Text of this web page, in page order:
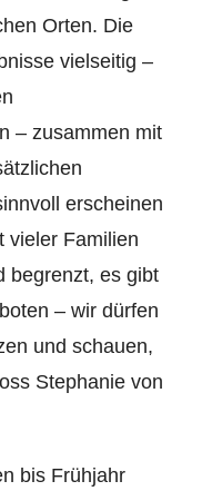
Orten. Die
vielseitig –
– zusammen mit
erscheinen
vieler Familien
begrenzt, es gibt
– wir dürfen
und schauen,
Stephanie von
bis Frühjahr